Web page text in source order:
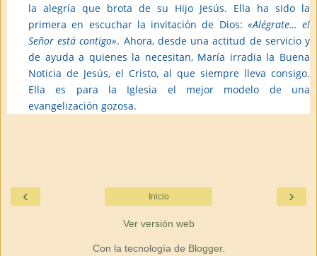
la alegría que brota de su Hijo Jesús. Ella ha sido la
primera en escuchar la invitación de Dios: «Alégrate… el
Señor está contigo». Ahora, desde una actitud de servicio y
de ayuda a quienes la necesitan, María irradia la Buena
Noticia de Jesús, el Cristo, al que siempre lleva consigo.
Ella es para la Iglesia el mejor modelo de una
evangelización gozosa.
‹ ›
Inicio
Ver versión web
Con la tecnología de Blogger.